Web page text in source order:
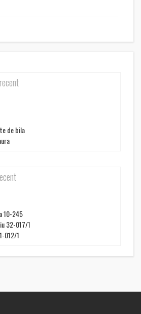
de bila
10-245
32-017/1
012/1